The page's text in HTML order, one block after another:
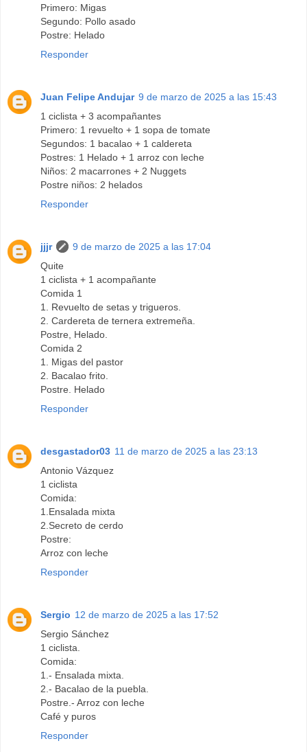
Primero: Migas
Segundo: Pollo asado
Postre: Helado
Responder
Juan Felipe Andujar 9 de marzo de 2025 a las 15:43
1 ciclista + 3 acompañantes
Primero: 1 revuelto + 1 sopa de tomate
Segundos: 1 bacalao + 1 caldereta
Postres: 1 Helado + 1 arroz con leche
Niños: 2 macarrones + 2 Nuggets
Postre niños: 2 helados
Responder
jjjr
9 de marzo de 2025 a las 17:04
Quite
1 ciclista + 1 acompañante
Comida 1
1. Revuelto de setas y trigueros.
2. Cardereta de ternera extremeña.
Postre, Helado.
Comida 2
1. Migas del pastor
2. Bacalao frito.
Postre. Helado
Responder
desgastador03 11 de marzo de 2025 a las 23:13
Antonio Vázquez
1 ciclista
Comida:
1.Ensalada mixta
2.Secreto de cerdo
Postre:
Arroz con leche
Responder
Sergio 12 de marzo de 2025 a las 17:52
Sergio Sánchez
1 ciclista.
Comida:
1.- Ensalada mixta.
2.- Bacalao de la puebla.
Postre.- Arroz con leche
Café y puros
Responder